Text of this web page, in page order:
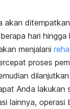
akan
hari
menjalani
proses
Anda lakukan
lainnya, operasi